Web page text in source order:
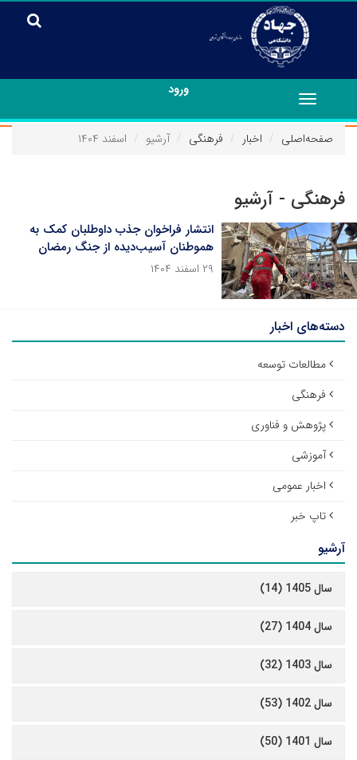
ورود
Toggle
navigation
صفحه‌اصلی
اخبار فرهنگی آرشیو اسفند ۱۴۰۴
فرهنگی - آرشیو
انتشار فراخوان جذب داوطلبان کمک به
هموطنان آسیب‌دیده از جنگ رمضان
۲۹ اسفند ۱۴۰۴
دسته‌های اخبار
مطالعات توسعه
فرهنگی
پژوهش و فناوری
آموزشی
اخبار عمومی
تاپ خبر
آرشیو
سال 1405 (14)
سال 1404 (27)
سال 1403 (32)
سال 1402 (53)
سال 1401 (50)